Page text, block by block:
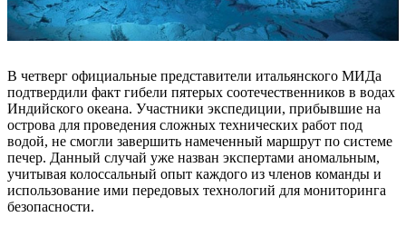
В четверг официальные представители итальянского МИДа
подтвердили факт гибели пятерых соотечественников в водах
Индийского океана. Участники экспедиции, прибывшие на
острова для проведения сложных технических работ под
водой, не смогли завершить намеченный маршрут по системе
печер. Данный случай уже назван экспертами аномальным,
учитывая колоссальный опыт каждого из членов команды и
использование ими передовых технологий для мониторинга
безопасности.